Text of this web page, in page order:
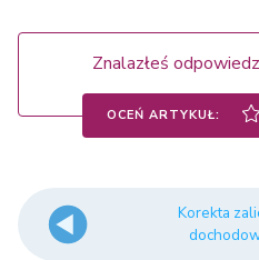
Znalazłeś
OCEŃ ARTYKUŁ:
Korekta